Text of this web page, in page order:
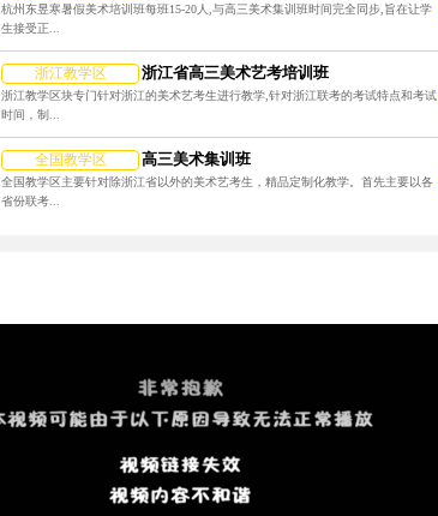
杭州东昱寒暑假美术培训班每班15-20人,与高三美术集训班时间完全同步,旨在让学
生接受正...
浙江教学区 浙江省高三美术艺考培训班
浙江教学区块专门针对浙江的美术艺考生进行教学,针对浙江联考的考试特点和考试
时间，制...
全国教学区 高三美术集训班
全国教学区主要针对除浙江省以外的美术艺考生，精品定制化教学。首先主要以各
省份联考...